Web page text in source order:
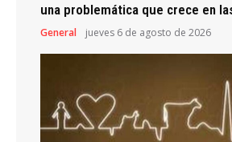
una problemática que crece en
General jueves 6 de agosto de 2026